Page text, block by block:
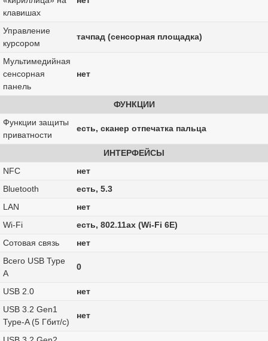
клавишах
Управление
курсором
тачпад (сенсорная площадка)
Мультимедийная
сенсорная
панель
нет
ФУНКЦИИ
Функции защиты
приватности
есть, сканер отпечатка пальца
ИНТЕРФЕЙСЫ
NFC
нет
Bluetooth
есть, 5.3
LAN
нет
Wi-Fi
есть, 802.11ax (Wi-Fi 6E)
Сотовая связь
нет
Всего USB Type
A
0
USB 2.0
нет
USB 3.2 Gen1
Type-A (5 Гбит/с)
нет